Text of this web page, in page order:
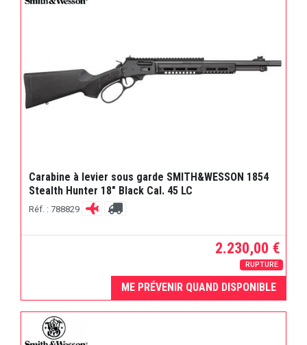
Carabine à levier sous garde SMITH&WESSON 1854
Stealth Hunter 18" Black Cal. 45 LC
Réf. : 788829
2.230,00 €
RUPTURE
ME PRÉVENIR QUAND DISPONIBLE